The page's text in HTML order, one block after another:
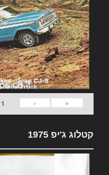
«
‹
1
קטלוג ג'יפ 1975